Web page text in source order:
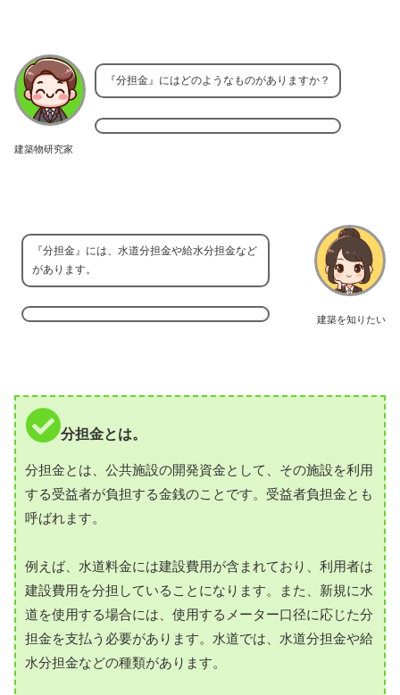
建築物研究家
『分担金』にはどのようなものがありますか？
建築を知りたい
『分担金』には、水道分担金や給水分担金など
があります。
分担金とは。
分担金とは、公共施設の開発資金として、その施設を利用
する受益者が負担する金銭のことです。受益者負担金とも
呼ばれます。
例えば、水道料金には建設費用が含まれており、利用者は
建設費用を分担していることになります。また、新規に水
道を使用する場合には、使用するメーター口径に応じた分
担金を支払う必要があります。水道では、水道分担金や給
水分担金などの種類があります。